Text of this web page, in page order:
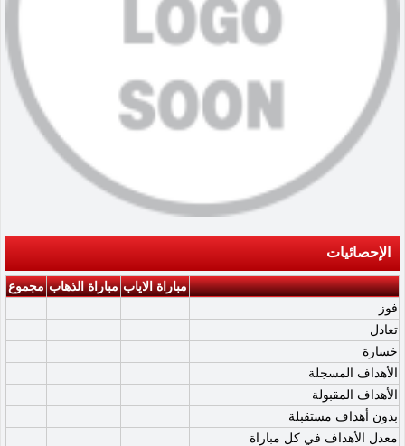
الإحصائيات
مباراة الاياب مباراة الذهاب مجموع
فوز
تعادل
خسارة
الأهداف المسجلة
الأهداف المقبولة
بدون أهداف مستقبلة
معدل الأهداف في كل مباراة